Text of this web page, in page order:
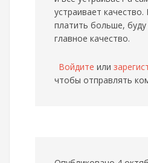
устраивает
платить больше, буду
главное качество.
Войдите или
чтобы отправлять